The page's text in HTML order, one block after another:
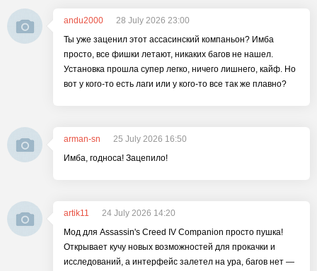
andu2000
28 July 2026 23:00
Ты уже заценил этот ассасинский компаньон? Имба
просто, все фишки летают, никаких багов не нашел.
Установка прошла супер легко, ничего лишнего, кайф. Но
вот у кого-то есть лаги или у кого-то все так же плавно?
arman-sn
25 July 2026 16:50
Имба, годноса! Зацепило!
artik11
24 July 2026 14:20
Мод для Assassin's Creed IV Companion просто пушка!
Открывает кучу новых возможностей для прокачки и
исследований, а интерфейс залетел на ура, багов нет —